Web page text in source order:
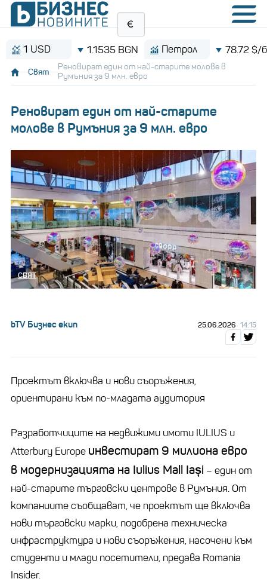
USD 1.1535 BGN Петрол 78.72 $/барел
Свят
Реновират един от най-старите молове в
Румъния за 9 млн. евро
Реновират един от най-старите
молове в Румъния за 9 млн. евро
СВЯТ
bTV Бизнес екип 25.06.2026 14:15
Проектът включва и нови съоръжения,
ориентирани към по-младата аудитория
Разработчиците на недвижими имоти IULIUS и
Atterbury Europe инвестират 9 милиона евро
в модернизацията на Iulius Mall Iași – един от
най-старите търговски центрове в Румъния. От
компаниите съобщават, че проектът ще включва
нови търговски марки, подобрена техническа
инфраструктура и нови съоръжения, насочени към
студенти и млади посетители, предава Romania
Insider.